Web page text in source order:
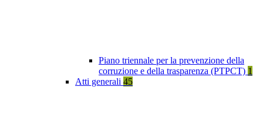
Piano triennale per la prevenzione della
corruzione e della trasparenza (PTPCT) 1
Atti generali 45